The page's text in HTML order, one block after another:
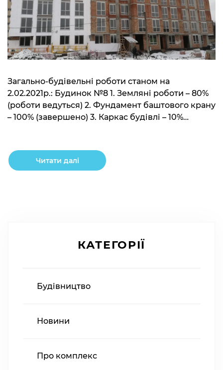
Загально-будівельні роботи станом на
2.02.2021р.: Будинок №8 1. Земляні роботи – 80%
(роботи ведуться) 2. Фундамент баштового крану
– 100% (завершено) 3. Каркас будівлі – 10%
кладка – 85% (роботи ведуться) 2. Віконні
конструкції – 70% (роботи ведуться) 3. Внутрішні
Читати далі
КАТЕГОРІЇ
Будівництво
Новини
Про комплекс